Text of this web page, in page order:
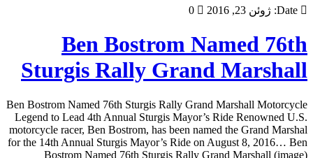
Date: ژوئن 23, 2016 0
Ben Bostrom Named 76th
Sturgis Rally Grand Marshall
Ben Bostrom Named 76th Sturgis Rally Grand Marshall Motorcycle
Legend to Lead 4th Annual Sturgis Mayor’s Ride Renowned U.S.
motorcycle racer, Ben Bostrom, has been named the Grand Marshal
for the 14th Annual Sturgis Mayor’s Ride on August 8, 2016… Ben
Bostrom Named 76th Sturgis Rally Grand Marshall (image)